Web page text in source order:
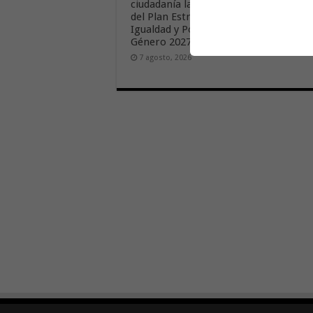
ciudadanía la elaboración
del Plan Estratégico de
Igualdad y Políticas de
Género 2027-2030
7 agosto, 2026